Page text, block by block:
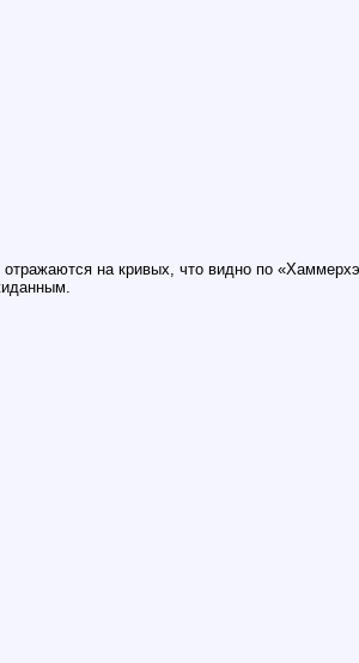
отражаются на кривых, что видно по